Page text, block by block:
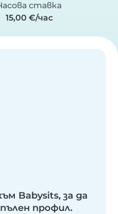
ставка
15,00 €/час
Babysits, за да
профил.